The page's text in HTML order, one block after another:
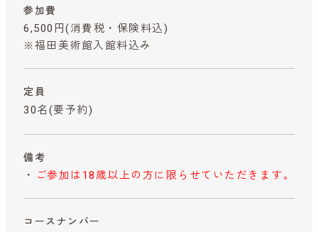
参加費
6,500円 (消費税・保険料込)
※福田美術館入館料込み
定員
30名(要予約)
備考
・ ご参加は18歳以上の方に限らせていただきます。
コースナンバー